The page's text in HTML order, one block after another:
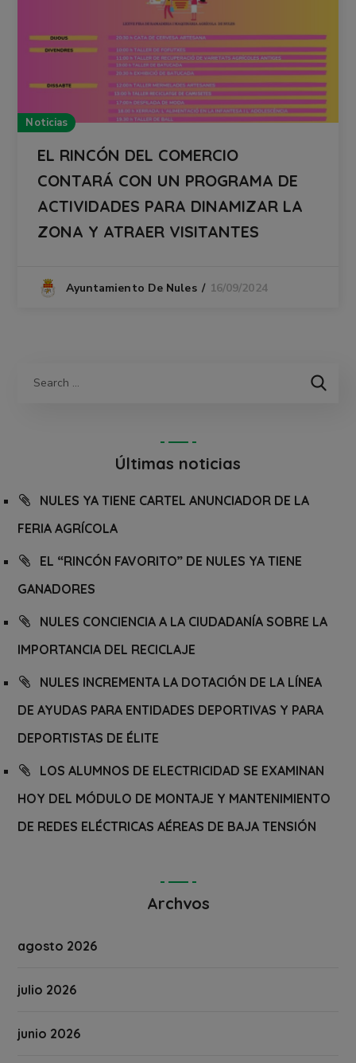
Noticias
EL RINCÓN DEL COMERCIO
CONTARÁ CON UN PROGRAMA DE
ACTIVIDADES PARA DINAMIZAR LA
ZONA Y ATRAER VISITANTES
Ayuntamiento De Nules 16/09/2024
Últimas noticias
NULES YA TIENE CARTEL ANUNCIADOR DE LA
FERIA AGRÍCOLA
EL “RINCÓN FAVORITO” DE NULES YA TIENE
GANADORES
NULES CONCIENCIA A LA CIUDADANÍA SOBRE LA
IMPORTANCIA DEL RECICLAJE
NULES INCREMENTA LA DOTACIÓN DE LA LÍNEA
DE AYUDAS PARA ENTIDADES DEPORTIVAS Y PARA
DEPORTISTAS DE ÉLITE
LOS ALUMNOS DE ELECTRICIDAD SE EXAMINAN
HOY DEL MÓDULO DE MONTAJE Y MANTENIMIENTO
DE REDES ELÉCTRICAS AÉREAS DE BAJA TENSIÓN
Archvos
agosto 2026
julio 2026
junio 2026